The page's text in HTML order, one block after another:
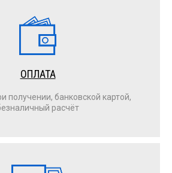
ОПЛАТА
получении, банковской картой,
расчёт